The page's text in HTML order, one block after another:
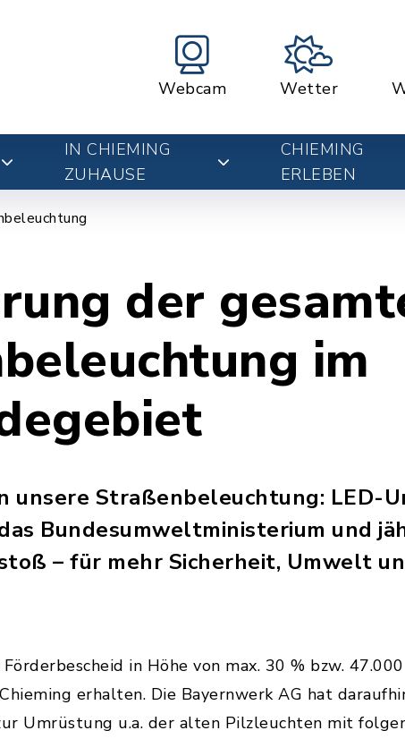
Webcam Wetter
IN CHIEMING
ZUHAUSE
CHIEMING
ERLEBEN
der
im
unsere Straßenbeleuchtung: LED-
Bundesumweltministerium und
– für mehr Sicherheit, Umwelt
in Höhe von max. 30 % bzw.
erhalten. Die Bayernwerk AG hat
Umrüstung u.a. der alten Pilzleuchten mit